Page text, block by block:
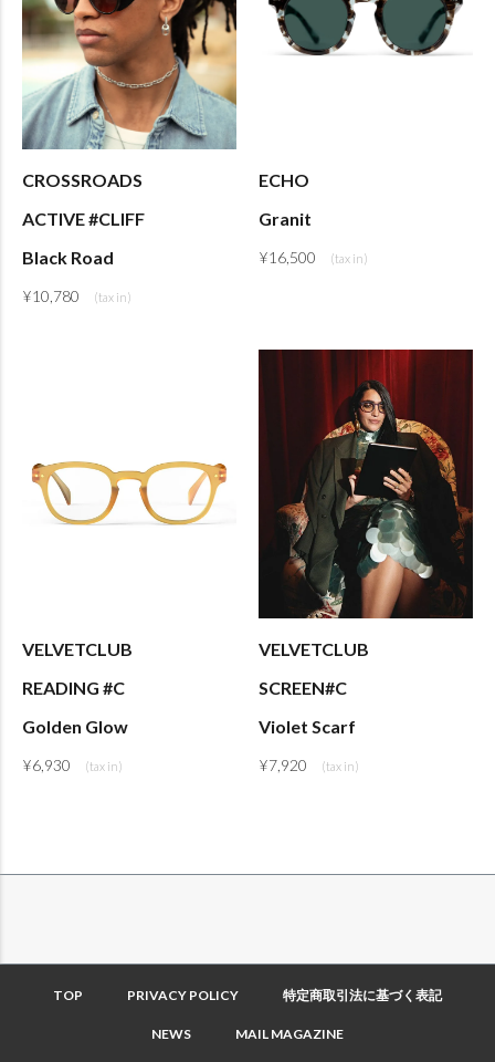
CROSSROADS
ACTIVE #CLIFF
Black Road
¥10,780
ECHO
Granit
¥16,500
VELVETCLUB
READING #C
Golden Glow
¥6,930
VELVETCLUB
SCREEN#C
Violet Scarf
¥7,920
TOP PRIVACY POLICY 特定商取引法に基づく表記
NEWS MAIL MAGAZINE